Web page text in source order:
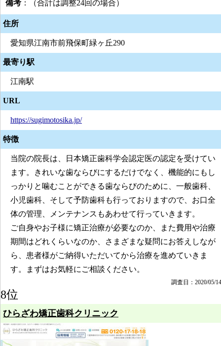
備考 ：（合計は調整24回の場合）
住所
愛知県江南市前飛保町緑ヶ丘290
最寄り駅
江南駅
URL
https://sugimotosika.jp/
特徴
当院の院長は、日本矯正歯科学会認定医の認定を受けてい
ます。きれいな歯ならびにするだけでなく、機能的にもし
っかりと噛むことができる歯ならびのために、一般歯科、
小児歯科、そして予防歯科も行っておりますので、お口全
体の管理、メンテナンスもあわせて行っていきます。
ご自身やお子様に矯正治療が必要なのか、また費用や治療
期間はどれくらいなのか、さまざまな疑問にお答えしなが
ら、患者様がご納得いただいてから治療を進めていきま
す。まずはお気軽にご相談ください。
調査日：2020/05/14
8位
ひらざわ矯正歯科クリニック